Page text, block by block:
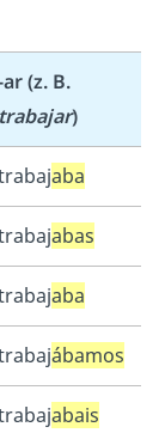
(z. B.
trabajar)
aba
abas
aba
ábamos
abais